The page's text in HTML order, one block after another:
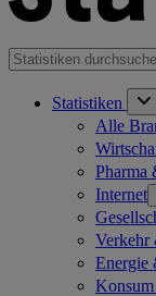
Statistiken
Alle
Pharma
Internet
Energie